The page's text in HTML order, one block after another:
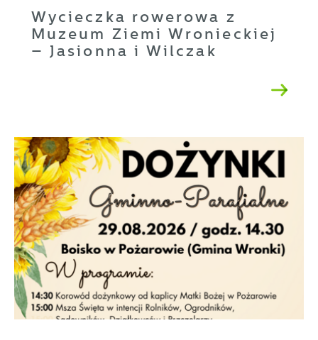
Wycieczka rowerowa z
Muzeum Ziemi Wronieckiej
– Jasionna i Wilczak